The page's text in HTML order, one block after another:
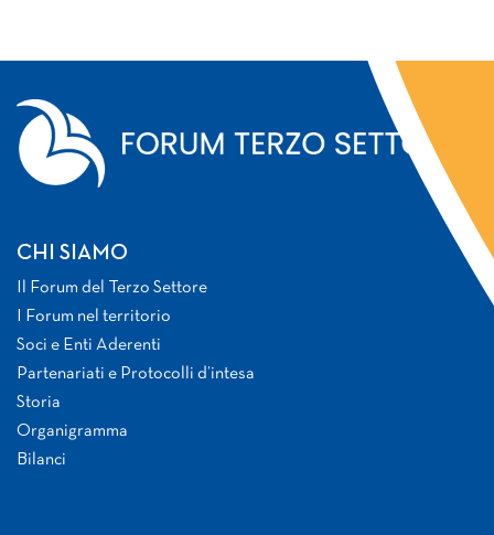
CHI SIAMO
Il Forum del Terzo Settore
I Forum nel territorio
Soci e Enti Aderenti
Partenariati e Protocolli d’intesa
Storia
Organigramma
Bilanci